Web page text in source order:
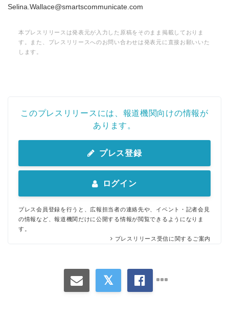
Selina.Wallace@smartscommunicate.com
本プレスリリースは発表元が入力した原稿をそのまま掲載しておりま
す。また、プレスリリースへのお問い合わせは発表元に直接お願いいた
します。
このプレスリリースには、報道機関向けの情報が
あります。
プレス登録
ログイン
プレス会員登録を行うと、広報担当者の連絡先や、イベント・記者会見
の情報など、報道機関だけに公開する情報が閲覧できるようになりま
す。
プレスリリース受信に関するご案内